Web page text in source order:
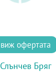
виж офертата
Слънчев Бряг